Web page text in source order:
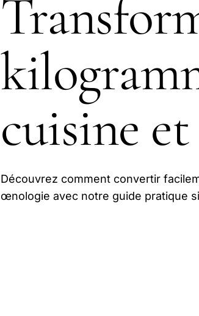
cuisine
Découvrez comment convertir
œnologie avec notre guide pratique